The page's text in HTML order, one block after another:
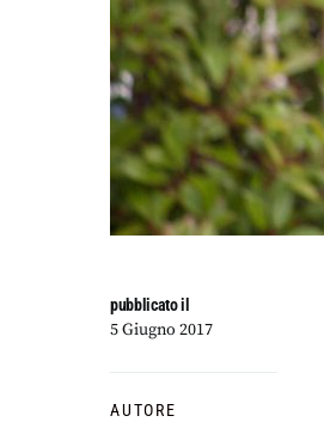
pubblicato il
5 Giugno 2017
AUTORE